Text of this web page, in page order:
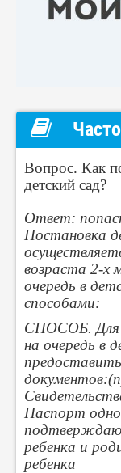
Вопрос. Как
детский сад?
Ответ:
Постановка
возраста 2-х
очередь в
способами:
СПОСОБ. Для
на очередь в
Паспорт
ребенка и
ребенка